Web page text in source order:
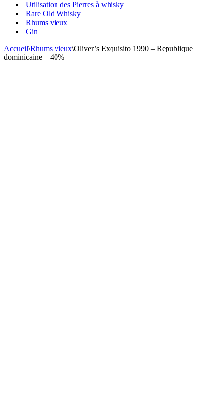
Utilisation des Pierres à whisky
Rare Old Whisky
Rhums vieux
Gin
Accueil\Rhums vieux\Oliver’s Exquisito 1990 – Republique
dominicaine – 40%